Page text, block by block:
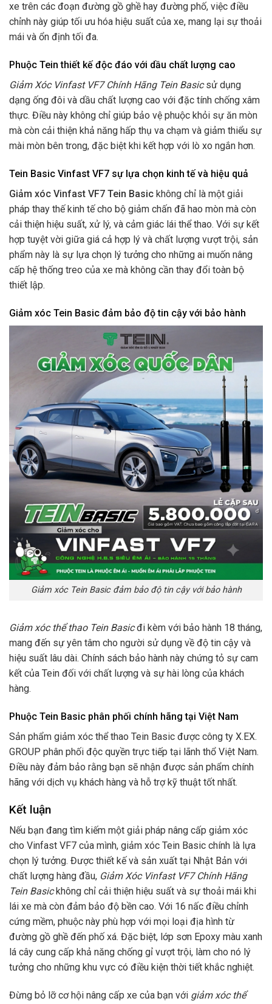
xe trên các đoạn đường gồ ghề hay đường phố, việc điều
chỉnh này giúp tối ưu hóa hiệu suất của xe, mang lại sự thoải
mái và ổn định tối đa.
Phuộc Tein thiết kế độc đáo với dầu chất lượng cao
Giảm Xóc Vinfast VF7 Chính Hãng Tein Basicsử dụng
dạng ống đôi và dầu chất lượng cao với đặc tính chống xâm
thực. Điều này không chỉ giúp bảo vệ phuộc khỏi sự ăn mòn
mà còn cải thiện khả năng hấp thụ va chạm và giảm thiểu sự
mài mòn bên trong, đặc biệt khi kết hợp với lò xo ngắn hơn.
Tein Basic Vinfast VF7 sự lựa chọn kinh tế và hiệu quả
Giảm xóc Vinfast VF7 Tein Basic không chỉ là một giải
pháp thay thế kinh tế cho bộ giảm chấn đã hao mòn mà còn
cải thiện hiệu suất, xử lý, và cảm giác lái thể thao. Với sự kết
hợp tuyệt vời giữa giá cả hợp lý và chất lượng vượt trội, sản
phẩm này là sự lựa chọn lý tưởng cho những ai muốn nâng
cấp hệ thống treo của xe mà không cần thay đổi toàn bộ
thiết lập.
Giảm xóc Tein Basic đảm bảo độ tin cậy với bảo hành
Giảm xóc Tein Basic đảm bảo độ tin cậy với bảo hành
Giảm xóc thể thao Tein Basicđi kèm với bảo hành 18 tháng,
mang đến sự yên tâm cho người sử dụng về độ tin cậy và
hiệu suất lâu dài. Chính sách bảo hành này chứng tỏ sự cam
kết của Tein đối với chất lượng và sự hài lòng của khách
hàng.
Phuộc Tein Basic phân phối chính hãng tại Việt Nam
Sản phẩm giảm xóc thể thao Tein Basic được công ty X.EX.
GROUP phân phối độc quyền trực tiếp tại lãnh thổ Việt Nam.
Điều này đảm bảo rằng bạn sẽ nhận được sản phẩm chính
hãng với dịch vụ khách hàng và hỗ trợ kỹ thuật tốt nhất.
Kết luận
Nếu bạn đang tìm kiếm một giải pháp nâng cấp giảm xóc
cho Vinfast VF7 của mình, giảm xóc Tein Basic chính là lựa
chọn lý tưởng. Được thiết kế và sản xuất tại Nhật Bản với
chất lượng hàng đầu, Giảm Xóc Vinfast VF7 Chính Hãng
Tein Basickhông chỉ cải thiện hiệu suất và sự thoải mái khi
lái xe mà còn đảm bảo độ bền cao. Với 16 nấc điều chỉnh
cứng mềm, phuộc này phù hợp với mọi loại địa hình từ
đường gồ ghề đến phố xá. Đặc biệt, lớp sơn Epoxy màu xanh
lá cây cung cấp khả năng chống gỉ vượt trội, làm cho nó lý
tưởng cho những khu vực có điều kiện thời tiết khắc nghiệt.
Đừng bỏ lỡ cơ hội nâng cấp xe của bạn với giảm xóc thể